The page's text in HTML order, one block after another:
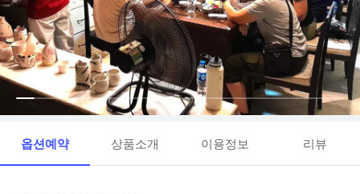
옵션예약 상품소개 이용정보 리뷰